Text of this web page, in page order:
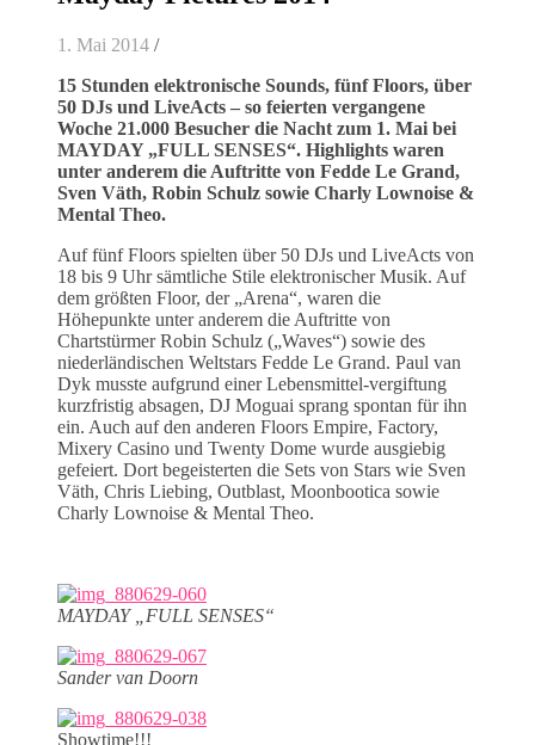
1. Mai 2014 /
15 Stunden elektronische Sounds, fünf Floors, über
50 DJs und LiveActs – so feierten vergangene
Woche 21.000 Besucher die Nacht zum 1. Mai bei
MAYDAY „FULL SENSES“. Highlights waren
unter anderem die Auftritte von Fedde Le Grand,
Sven Väth, Robin Schulz sowie Charly Lownoise &
Mental Theo.
Auf fünf Floors spielten über 50 DJs und LiveActs von
18 bis 9 Uhr sämtliche Stile elektronischer Musik. Auf
dem größten Floor, der „Arena“, waren die
Höhepunkte unter anderem die Auftritte von
Chartstürmer Robin Schulz („Waves“) sowie des
niederländischen Weltstars Fedde Le Grand. Paul van
Dyk musste aufgrund einer Lebensmittel-vergiftung
kurzfristig absagen, DJ Moguai sprang spontan für ihn
ein. Auch auf den anderen Floors Empire, Factory,
Mixery Casino und Twenty Dome wurde ausgiebig
gefeiert. Dort begeisterten die Sets von Stars wie Sven
Väth, Chris Liebing, Outblast, Moonbootica sowie
Charly Lownoise & Mental Theo.
MAYDAY „FULL SENSES“
Sander van Doorn
Showtime!!!